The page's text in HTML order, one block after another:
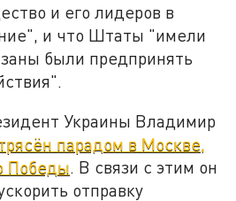
и его лидеров в
и что Штаты "имели
были предпринять
Украины Владимир
парадом в Москве,
Победы. В связи с этим он
отправку